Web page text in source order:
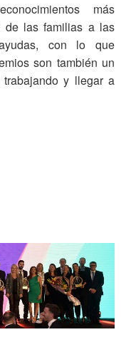
más
de las familias a las
con lo que
son también un
y llegar a